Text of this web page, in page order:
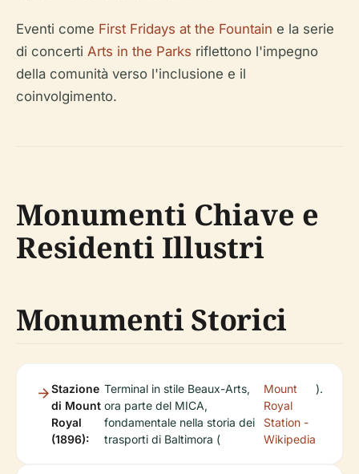
Eventi come First Fridays at the Fountain e la serie
di concerti Arts in the Parks riflettono l'impegno
della comunità verso l'inclusione e il
coinvolgimento.
Monumenti Chiave e
Residenti Illustri
Monumenti Storici
Stazione
di Mount
Royal
(1896):
Terminal in stile Beaux-Arts,
ora parte del MICA,
fondamentale nella storia dei
trasporti di Baltimora (
Mount
Royal
Station -
Wikipedia
).